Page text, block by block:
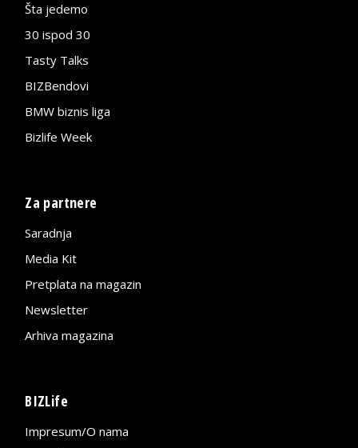
Šta jedemo
30 ispod 30
Tasty Talks
BIZBendovi
BMW biznis liga
Bizlife Week
Za partnere
Saradnja
Media Kit
Pretplata na magazin
Newsletter
Arhiva magazina
BIZLife
Impresum/O nama